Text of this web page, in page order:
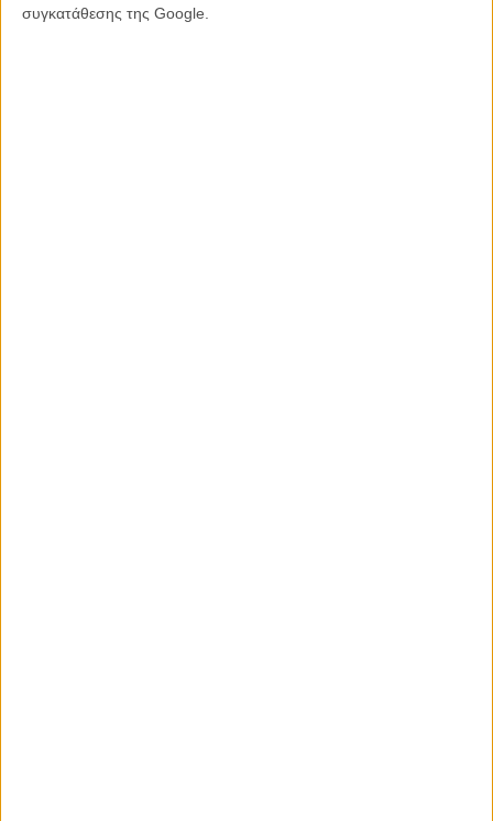
συγκατάθεσης της Google.
Το υλικό που έχει ο Ταβάρες στα χέρια του είναι πραγματικά